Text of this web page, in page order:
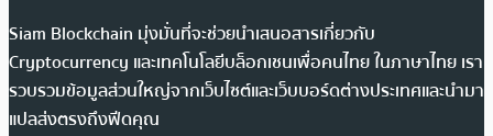
Siam Blockchain มุ่งมั่นที่จะช่วยนำเสนอสารเกี่ยวกับ
Cryptocurrency และเทคโนโลยีบล็อกเชนเพื่อคนไทย ในภาษาไทย เรา
รวบรวมข้อมูลส่วนใหญ่จากเว็บไซต์และเว็บบอร์ดต่างประเทศและนำมา
แปลส่งตรงถึงฟีดคุณ